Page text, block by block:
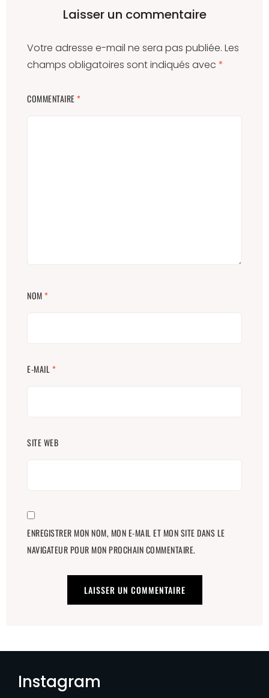
Laisser un commentaire
Votre adresse e-mail ne sera pas publiée. Les
champs obligatoires sont indiqués avec *
COMMENTAIRE*
NOM*
E-MAIL *
SITE WEB
ENREGISTRER MON NOM, MON E-MAIL ET MON SITE DANS LE
NAVIGATEUR POUR MON PROCHAIN COMMENTAIRE.
Instagram